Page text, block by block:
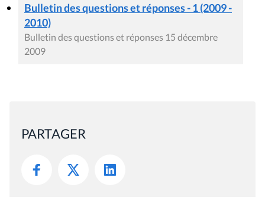
Bulletin des questions et réponses - 1 (2009 -
2010)
Bulletin des questions et réponses 15 décembre
2009
PARTAGER